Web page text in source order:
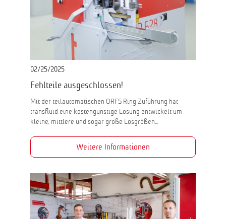
02/25/2025
Fehlteile ausgeschlossen!
Mit der teilautomatischen ORFS Ring Zuführung hat
transfluid eine kostengünstige Lösung entwickelt um
kleine, mittlere und sogar große Losgrößen…
Weitere Informationen